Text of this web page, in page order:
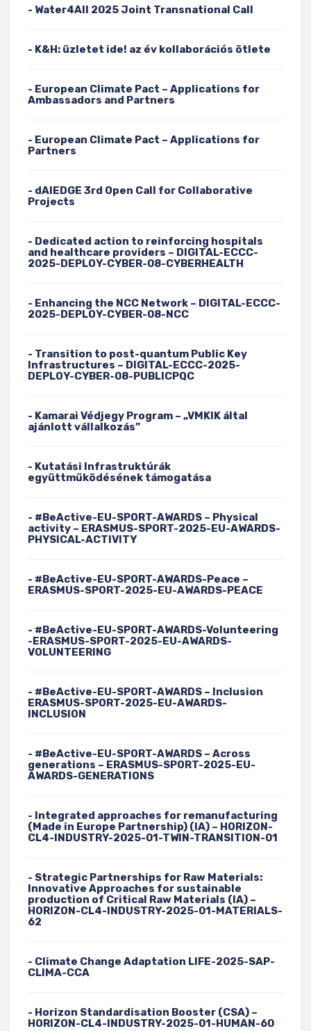
- Water4All 2025 Joint Transnational Call
- K&H: üzletet ide! az év kollaborációs ötlete
- European Climate Pact – Applications for
Ambassadors and Partners
- European Climate Pact – Applications for
Partners
- dAIEDGE 3rd Open Call for Collaborative
Projects
- Dedicated action to reinforcing hospitals
and healthcare providers – DIGITAL-ECCC-
2025-DEPLOY-CYBER-08-CYBERHEALTH
- Enhancing the NCC Network – DIGITAL-ECCC-
2025-DEPLOY-CYBER-08-NCC
- Transition to post-quantum Public Key
Infrastructures – DIGITAL-ECCC-2025-
DEPLOY-CYBER-08-PUBLICPQC
- Kamarai Védjegy Program – „VMKIK által
ajánlott vállalkozás”
- Kutatási Infrastruktúrák
együttműködésének támogatása
- #BeActive-EU-SPORT-AWARDS – Physical
activity – ERASMUS-SPORT-2025-EU-AWARDS-
PHYSICAL-ACTIVITY
- #BeActive-EU-SPORT-AWARDS-Peace –
ERASMUS-SPORT-2025-EU-AWARDS-PEACE
- #BeActive-EU-SPORT-AWARDS-Volunteering
-ERASMUS-SPORT-2025-EU-AWARDS-
VOLUNTEERING
- #BeActive-EU-SPORT-AWARDS – Inclusion
ERASMUS-SPORT-2025-EU-AWARDS-
INCLUSION
- #BeActive-EU-SPORT-AWARDS – Across
generations – ERASMUS-SPORT-2025-EU-
AWARDS-GENERATIONS
- Integrated approaches for remanufacturing
(Made in Europe Partnership) (IA) – HORIZON-
CL4-INDUSTRY-2025-01-TWIN-TRANSITION-01
- Strategic Partnerships for Raw Materials:
Innovative Approaches for sustainable
production of Critical Raw Materials (IA) –
HORIZON-CL4-INDUSTRY-2025-01-MATERIALS-
62
- Climate Change Adaptation LIFE-2025-SAP-
CLIMA-CCA
- Horizon Standardisation Booster (CSA) –
HORIZON-CL4-INDUSTRY-2025-01-HUMAN-60